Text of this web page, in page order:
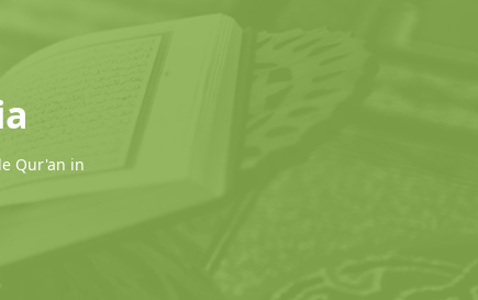
Qur'an in